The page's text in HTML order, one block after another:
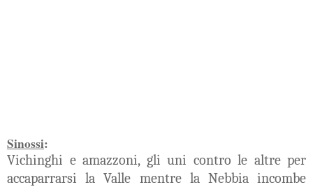
Sinossi:
Vichinghi e amazzoni, gli uni contro le altre per
accaparrarsi la Valle mentre la Nebbia incombe